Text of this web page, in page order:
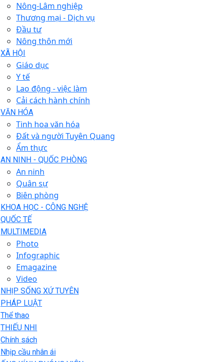
Nông-Lâm nghiệp
Thương mại - Dịch vụ
Đầu tư
Nông thôn mới
XÃ HỘI
Giáo dục
Y tế
Lao động - việc làm
Cải cách hành chính
VĂN HÓA
Tinh hoa văn hóa
Đất và người Tuyên Quang
Ẩm thực
AN NINH - QUỐC PHÒNG
An ninh
Quân sự
Biên phòng
KHOA HỌC - CÔNG NGHỆ
QUỐC TẾ
MULTIMEDIA
Photo
Infographic
Emagazine
Video
NHỊP SỐNG XỨ TUYÊN
PHÁP LUẬT
Thể thao
THIẾU NHI
Chính sách
Nhịp cầu nhân ái